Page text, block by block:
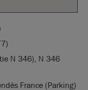
N 346), N 346
France (Parking)